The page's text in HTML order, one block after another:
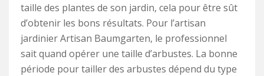
taille des plantes de son jardin, cela pour être sût
d’obtenir les bons résultats. Pour l’artisan
jardinier Artisan Baumgarten, le professionnel
sait quand opérer une taille d’arbustes. La bonne
période pour tailler des arbustes dépend du type